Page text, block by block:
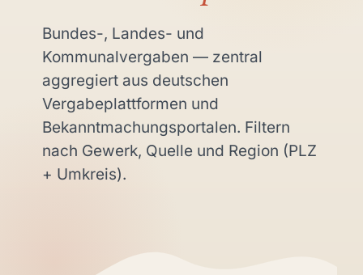
Bundes-, Landes- und
Kommunalvergaben — zentral
aggregiert aus deutschen
Vergabeplattformen und
Bekanntmachungsportalen. Filtern
nach Gewerk, Quelle und Region (PLZ
+ Umkreis).